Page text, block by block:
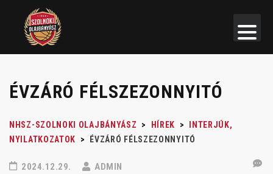
ÉVZÁRÓ FÉLSZEZONNYITÓ
NHSZ-SZOLNOKI OLAJBÁNYÁSZ > HÍREK >
INTERJÚK,
NYILATKOZATOK
> ÉVZÁRÓ FÉLSZEZONNYITÓ
2024.12.29. ADMIN